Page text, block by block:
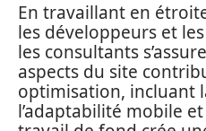
En travaillant en
les développeurs et
les consultants
aspects du site
optimisation, incluant
l’adaptabilité mobile